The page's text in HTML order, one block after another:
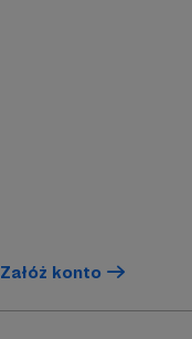
Załóż konto